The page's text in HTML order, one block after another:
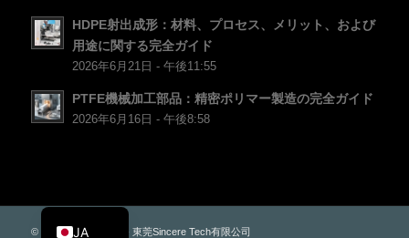
HDPE射出成形：材料、プロセス、メリット、および
用途に関する完全ガイド
2026年6月21日 - 午後11:55
PTFE機械加工部品：精密ポリマー製造の完全ガイド
2026年6月16日 - 午後8:58
© 著作権 - PLAS.CO - 東莞Sincere Tech有限公司
JA
DE
NL
PL